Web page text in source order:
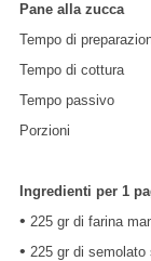
Pane alla zucca
Tempo di
Tempo di
Tempo
Porzioni 8-
Ingredienti per 1
• 225 gr di farina
• 225 gr di semolato